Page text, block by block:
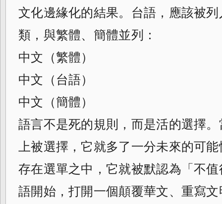
文化邊緣化的結果。台語，應該被
類，與繁體、簡體並列：
中文（繁體）
中文（台語）
中文（簡體）
語言不是死的規則，而是活的選擇
上被選擇，它就多了一分未來的可
存在選單之中，它就被默認為「不
語開始，打開一個顛覆華文、重寫